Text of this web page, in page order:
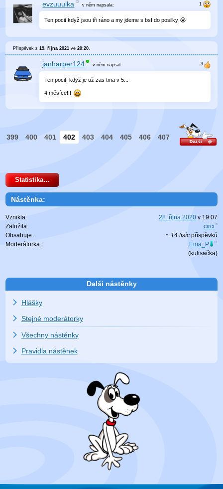
evzuuulka v němnapsala:
Ten pocit když jsou tři ráno a my jdeme s bsf do posilky 😭
Příspěvek z19. října 2021 ve20:20
janharper124 v němnapsal:
Ten pocit, když je už zas tma v 5...
4 měsíce!!!
399 400 401 402 403 404 405 406 407
Statistika…
Nástěnka:
Vznikla: 28. října 2020v 19:07
Založila:
circi
Obsahuje:
~ 14 tisícpříspěvků
Moderátorka:
Ema_P
(kulisačka)
Další nástěnky
Hlášky
Stejné moderátorky
Všechny nástěnky
Pravidla nástěnek